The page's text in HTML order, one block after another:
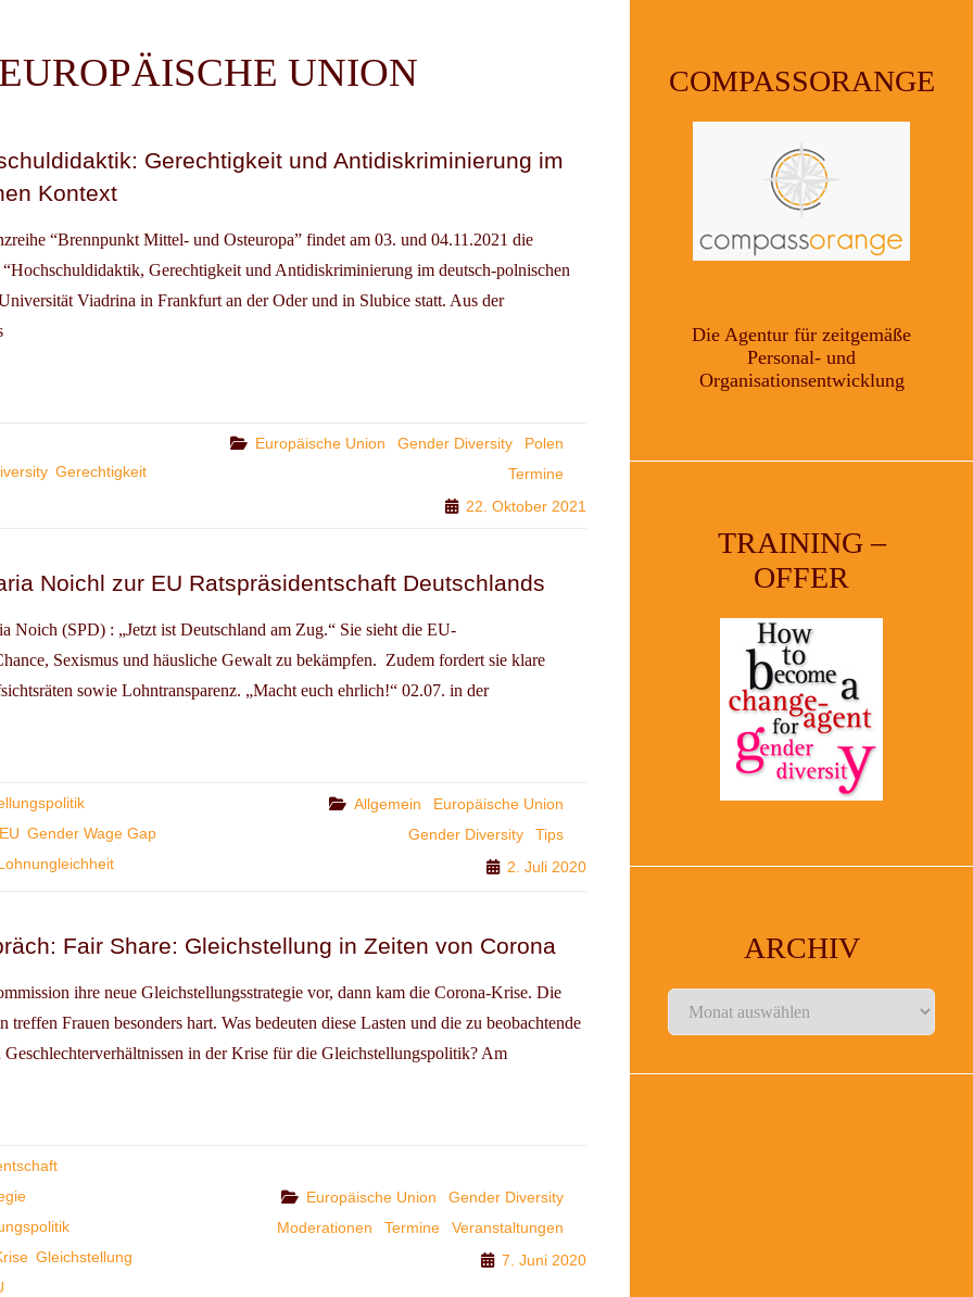
EUROPÄISCHE UNION
Gerechtigkeit und Antidiskriminierung im
Kontext
“Brennpunkt Mittel- und Osteuropa” findet am 03. und 04.11.2021 die
Gerechtigkeit und Antidiskriminierung im deutsch-polnischen
Viadrina in Frankfurt an der Oder und in Slubice statt. Aus der
Gerechtigkeit
Categories
Europäische Union Gender Diversity
Polen
Termine
22. Oktober 2021
Noichl zur EU Ratspräsidentschaft Deutschlands
(SPD) : „Jetzt ist Deutschland am Zug.“ Sie sieht die EU-
Sexismus und häusliche Gewalt zu bekämpfen. Zudem fordert sie klare
sowie Lohntransparenz. „Macht euch ehrlich!“ 02.07. in der
Gender Wage Gap
Categories
Allgemein
Europäische Union
Gender Diversity
Tips
2. Juli 2020
Fair Share: Gleichstellung in Zeiten von Corona
ihre neue Gleichstellungsstrategie vor, dann kam die Corona-Krise. Die
treffen Frauen besonders hart. Was bedeuten diese Lasten und die zu beobachtende
in der Krise für die Gleichstellungspolitik? Am
Gleichstellung
Categories
Europäische Union
Gender Diversity
Moderationen
Termine
Veranstaltungen
7. Juni 2020
COMPASSORANGE
Die Agentur für zeitgemäße
Personal- und
Organisationsentwicklung
TRAINING –
OFFER
ARCHIV
Archiv